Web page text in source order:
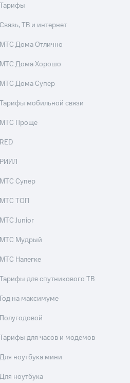
Тарифы
Связь, ТВ и интернет
МТС Дома Отлично
МТС Дома Хорошо
МТС Дома Супер
Тарифы мобильной связи
МТС Проще
RED
РИИЛ
МТС Супер
МТС ТОП
МТС Junior
МТС Мудрый
МТС Налегке
Тарифы для спутникового ТВ
Год на максимуме
Полугодовой
Тарифы для часов и модемов
Для ноутбука мини
Для ноутбука